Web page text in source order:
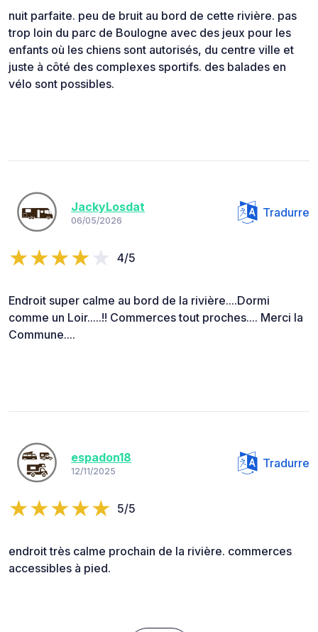
nuit parfaite. peu de bruit au bord de cette rivière. pas
trop loin du parc de Boulogne avec des jeux pour les
enfants où les chiens sont autorisés, du centre ville et
juste à côté des complexes sportifs. des balades en
vélo sont possibles.
JackyLosdat
06/05/2026
Tradurre
4/5
Endroit super calme au bord de la rivière....Dormi
comme un Loir.....!! Commerces tout proches.... Merci la
Commune....
espadon18
12/11/2025
Tradurre
5/5
endroit très calme prochain de la rivière. commerces
accessibles à pied.